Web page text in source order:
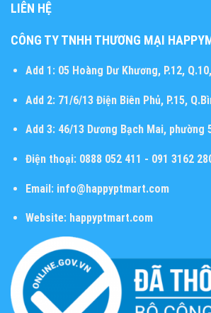
LIÊN HỆ
CÔNG TY TNHH THƯƠNG MẠI
Add 1:05 Hoàng Dư Khương, P.12, Q.10,
Add 2:71/6/13 Điện Biên Phủ, P.15,
Add 3:46/13 Dương Bạch Mai, phường
Điện thoại:0888 052 411 - 091 3162
Email:info@happyptmart.com
Website: happyptmart.com